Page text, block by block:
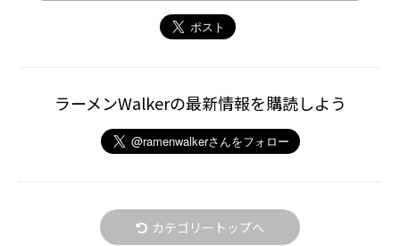
ラーメンWalkerの最新情報を購読しよう
カテゴリートップへ